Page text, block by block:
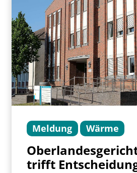
Meldung Wärme
trifft